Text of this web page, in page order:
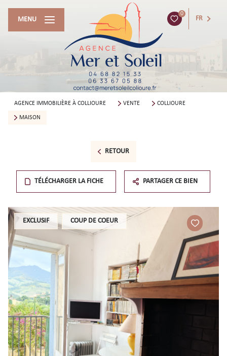
0
FR
MENU
AGENCE IMMOBILIÈRE À COLLIOURE VENTE COLLIOURE
MAISON
RETOUR
TÉLÉCHARGER LA FICHE PARTAGER CE BIEN
EXCLUSIF COUP DE COEUR